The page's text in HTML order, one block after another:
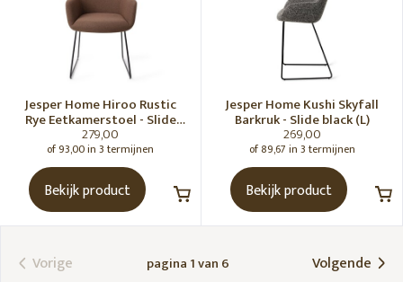
Jesper Home Hiroo Rustic
Rye Eetkamerstoel - Slide
black
279,00
of 93,00 in 3 termijnen
Bekijk product
Jesper Home Kushi Skyfall
Barkruk - Slide black (L)
269,00
of 89,67 in 3 termijnen
Bekijk product
Vorige pagina 1 van 6 Volgende